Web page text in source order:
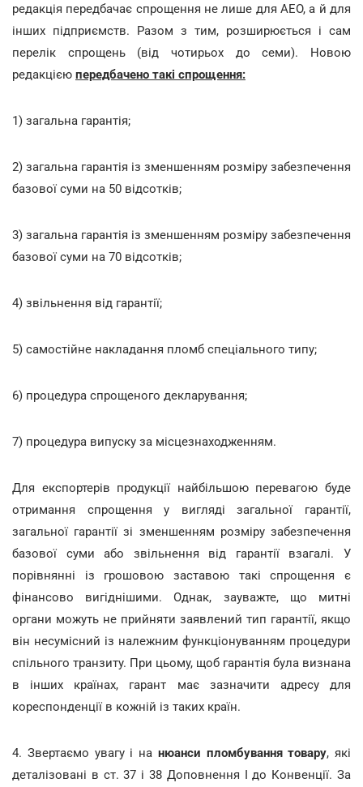
редакція передбачає спрощення не лише для АЕО, а й для
інших підприємств. Разом з тим, розширюється і сам
перелік спрощень (від чотирьох до семи). Новою
редакцією передбачено такі спрощення:
1) загальна гарантія;
2) загальна гарантія із зменшенням розміру забезпечення
базової суми на 50 відсотків;
3) загальна гарантія із зменшенням розміру забезпечення
базової суми на 70 відсотків;
4) звільнення від гарантії;
5) самостійне накладання пломб спеціального типу;
6) процедура спрощеного декларування;
7) процедура випуску за місцезнаходженням.
Для експортерів продукції найбільшою перевагою буде
отримання спрощення у вигляді загальної гарантії,
загальної гарантії зі зменшенням розміру забезпечення
базової суми або звільнення від гарантії взагалі. У
порівнянні із грошовою заставою такі спрощення є
фінансово вигіднішими. Однак, зауважте, що митні
органи можуть не прийняти заявлений тип гарантії, якщо
він несумісний із належним функціонуванням процедури
спільного транзиту. При цьому, щоб гарантія була визнана
в інших країнах, гарант має зазначити адресу для
кореспонденції в кожній із таких країн.
4. Звертаємо увагу і на нюанси пломбування товару, які
деталізовані в ст. 37 і 38 Доповнення І до Конвенції. За